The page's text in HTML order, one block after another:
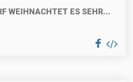
WEIHNACHTET ES SEHR...